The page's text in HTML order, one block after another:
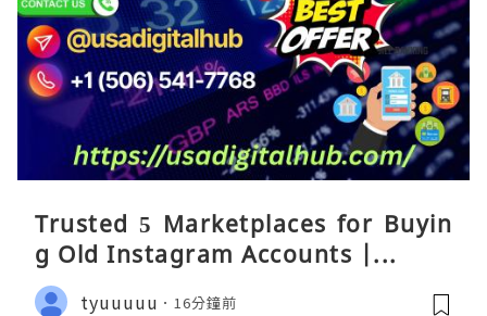
Trusted 5 Marketplaces for Buyin
g Old Instagram Accounts |...
tyuuuuu 16分鐘前